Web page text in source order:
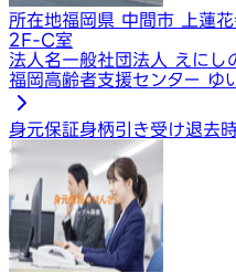
所在地福岡県 中間市 上蓮
2F-C室
法人名一般社団法人 えにし
福岡高齢者支援センター ゆ
身元保証身柄引き受け退去